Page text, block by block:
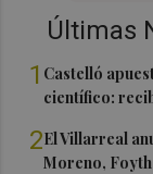
Últimas
1 Castelló
científico:
2El Villarreal
Moreno,